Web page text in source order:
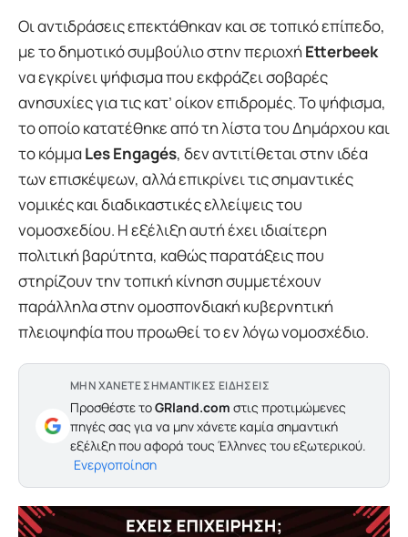
Οι αντιδράσεις επεκτάθηκαν και σε τοπικό επίπεδο,
με το δημοτικό συμβούλιο στην περιοχή Etterbeek
να εγκρίνει ψήφισμα που εκφράζει σοβαρές
ανησυχίες για τις κατ’ οίκον επιδρομές. Το ψήφισμα,
το οποίο κατατέθηκε από τη λίστα του Δημάρχου και
το κόμμαLes Engagés, δεν αντιτίθεται στην ιδέα
των επισκέψεων, αλλά επικρίνει τις σημαντικές
νομικές και διαδικαστικές ελλείψεις του
νομοσχεδίου. Η εξέλιξη αυτή έχει ιδιαίτερη
πολιτική βαρύτητα, καθώς παρατάξεις που
στηρίζουν την τοπική κίνηση συμμετέχουν
παράλληλα στην ομοσπονδιακή κυβερνητική
πλειοψηφία που προωθεί το εν λόγω νομοσχέδιο.
ΜΗΝ ΧΑΝΕΤΕ ΣΗΜΑΝΤΙΚΕΣ ΕΙΔΗΣΕΙΣ
Προσθέστε τοGRland.com στις προτιμώμενες
πηγές σας για να μην χάνετε καμία σημαντική
εξέλιξη που αφορά τους Έλληνες του εξωτερικού.
Ενεργοποίηση